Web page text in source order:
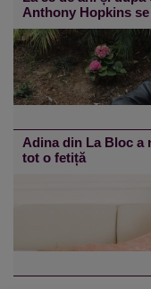
Anthony Hopkins
Adina din La Bloc a
tot o fetiță